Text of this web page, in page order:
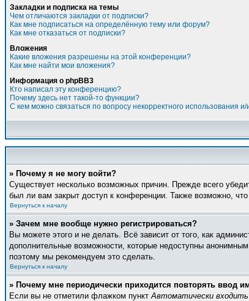
Закладки и подписка на темы
Чем отличаются закладки от подписки?
Как мне подписаться на определённую тему или форум?
Как мне отказаться от подписки?
Вложения
Какие вложения разрешены на этой конференции?
Как мне найти мои вложения?
Информация о phpBB3
Кто написал эту конференцию?
Почему здесь нет такой-то функции?
С кем можно связаться по вопросу некорректного использования
» Почему я не могу войти?
Существует несколько возможных причин. Прежде всего
был ли вам закрыт доступ к конференции. Также возможно,
Вернуться к началу
» Зачем мне вообще нужно регистрироваться?
Вы можете этого и не делать. Всё зависит от того, как
дополнительные возможности, которые недоступны
поэтому мы рекомендуем это сделать.
Вернуться к началу
» Почему мне периодически приходится повторять ввод
Если вы не отметили флажком пунктАвтоматически